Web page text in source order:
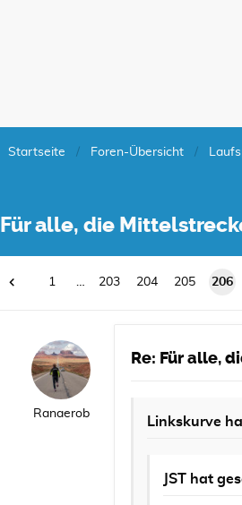
Startseite Foren-Übersicht
Für alle, die
1 … 203 204 205 206
Ranaerob
Re: Für alle,
Linkskurve
JST hat